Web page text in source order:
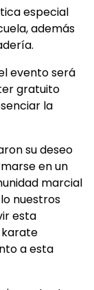
especial
además
evento será
gratuito
la
su deseo
en un
marcial
nuestros
esta
karate
a esta